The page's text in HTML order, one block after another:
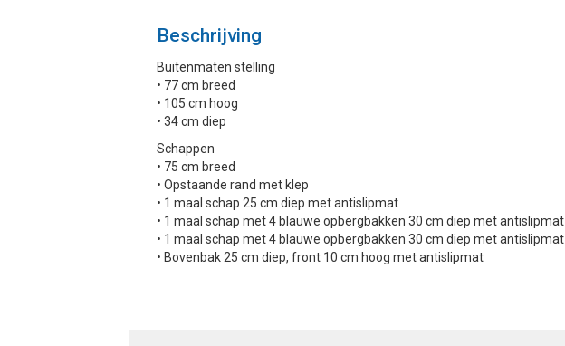
Beschrijving
Buitenmaten stelling
• 77 cm breed
• 105 cm hoog
• 34 cm diep
Schappen
• 75 cm breed
• Opstaande rand met klep
• 1 maal schap 25 cm diep met antislipmat
• 1 maal schap met 4 blauwe opbergbakken 30 cm diep met antislipmat
• 1 maal schap met 4 blauwe opbergbakken 30 cm diep met antislipmat
• Bovenbak 25 cm diep, front 10 cm hoog met antislipmat